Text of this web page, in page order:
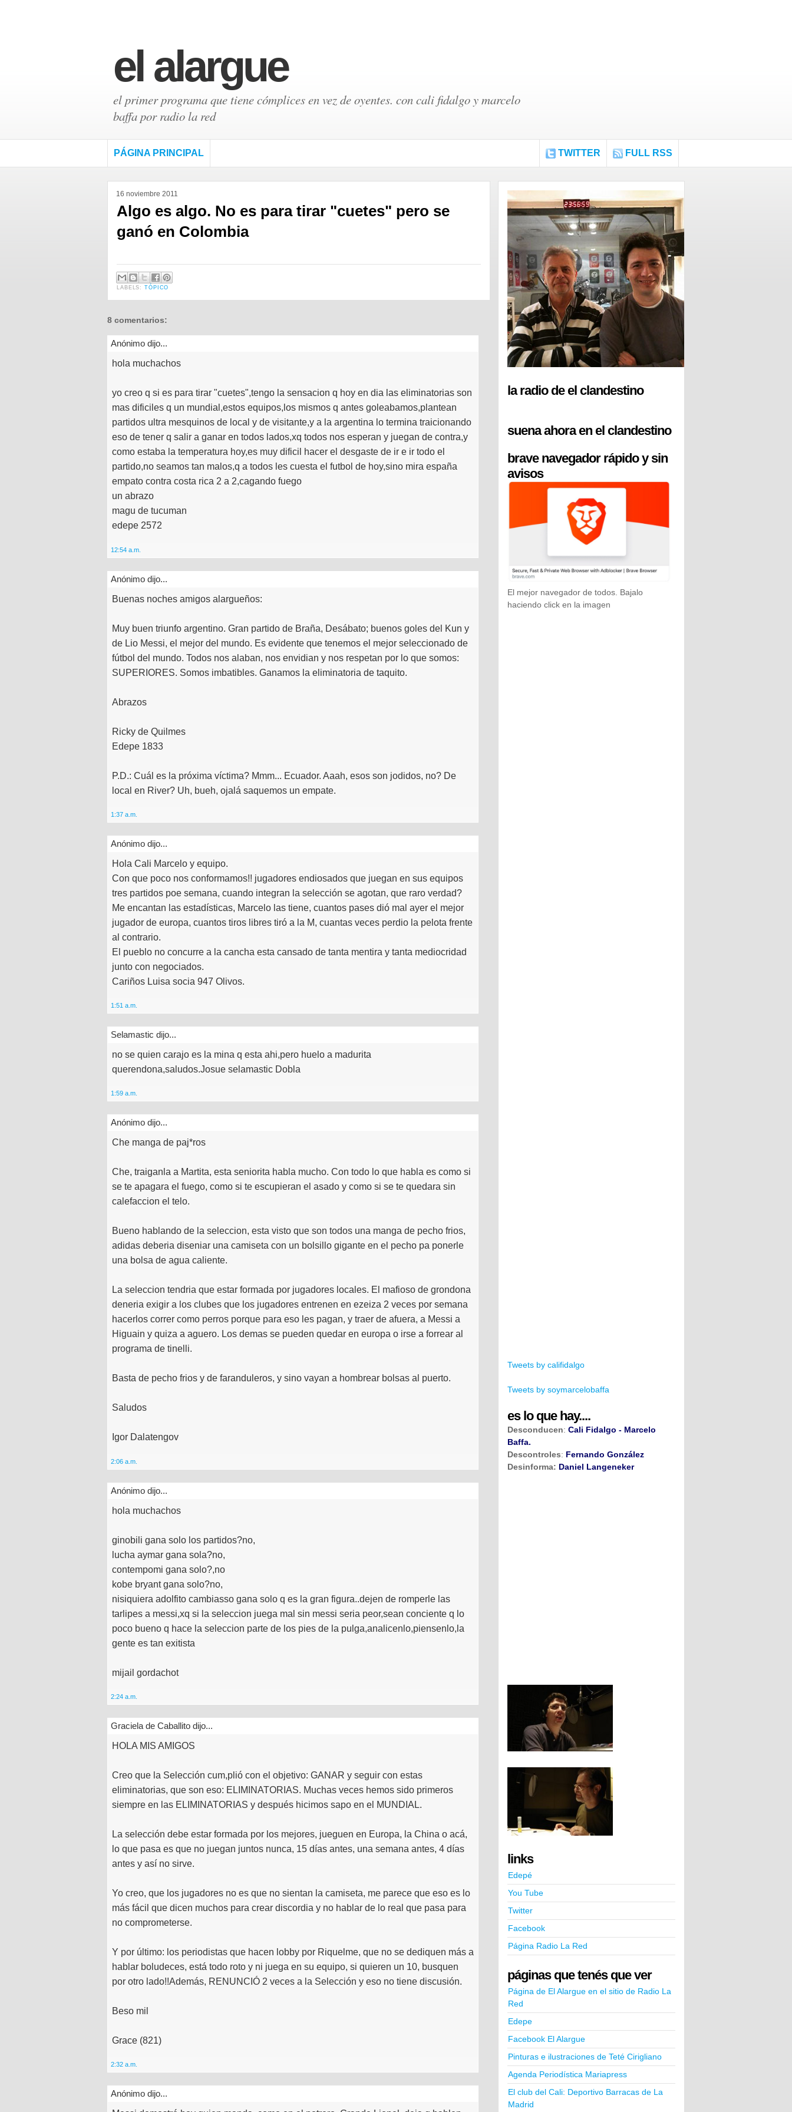
el alargue
el primer programa que tiene cómplices en vez de oyentes. con cali fidalgo y marcelo
baffa por radio la red
PÁGINA PRINCIPAL TWITTER FULL RSS
16 noviembre 2011
Algo es algo. No es para tirar "cuetes" pero se
ganó en Colombia
LABELS:TÓPICO
8 comentarios:
Anónimo dijo...
hola muchachos
yo creo q si es para tirar "cuetes",tengo la sensacion q hoy en dia las eliminatorias son
mas dificiles q un mundial,estos equipos,los mismos q antes goleabamos,plantean
partidos ultra mesquinos de local y de visitante,y a la argentina lo termina traicionando
eso de tener q salir a ganar en todos lados,xq todos nos esperan y juegan de contra,y
como estaba la temperatura hoy,es muy dificil hacer el desgaste de ir e ir todo el
partido,no seamos tan malos,q a todos les cuesta el futbol de hoy,sino mira españa
empato contra costa rica 2 a 2,cagando fuego
un abrazo
magu de tucuman
edepe 2572
12:54 a.m.
Anónimo dijo...
Buenas noches amigos alargueños:
Muy buen triunfo argentino. Gran partido de Braña, Desábato; buenos goles del Kun y
de Lio Messi, el mejor del mundo. Es evidente que tenemos el mejor seleccionado de
fútbol del mundo. Todos nos alaban, nos envidian y nos respetan por lo que somos:
SUPERIORES. Somos imbatibles. Ganamos la eliminatoria de taquito.
Abrazos
Ricky de Quilmes
Edepe 1833
P.D.: Cuál es la próxima víctima? Mmm... Ecuador. Aaah, esos son jodidos, no? De
local en River? Uh, bueh, ojalá saquemos un empate.
1:37 a.m.
Anónimo dijo...
Hola Cali Marcelo y equipo.
Con que poco nos conformamos!! jugadores endiosados que juegan en sus equipos
tres partidos poe semana, cuando integran la selección se agotan, que raro verdad?
Me encantan las estadísticas, Marcelo las tiene, cuantos pases dió mal ayer el mejor
jugador de europa, cuantos tiros libres tiró a la M, cuantas veces perdio la pelota frente
al contrario.
El pueblo no concurre a la cancha esta cansado de tanta mentira y tanta mediocridad
junto con negociados.
Cariños Luisa socia 947 Olivos.
1:51 a.m.
Selamastic dijo...
no se quien carajo es la mina q esta ahi,pero huelo a madurita
querendona,saludos.Josue selamastic Dobla
1:59 a.m.
Anónimo dijo...
Che manga de paj*ros
Che, traiganla a Martita, esta seniorita habla mucho. Con todo lo que habla es como si
se te apagara el fuego, como si te escupieran el asado y como si se te quedara sin
calefaccion el telo.
Bueno hablando de la seleccion, esta visto que son todos una manga de pecho frios,
adidas deberia diseniar una camiseta con un bolsillo gigante en el pecho pa ponerle
una bolsa de agua caliente.
La seleccion tendria que estar formada por jugadores locales. El mafioso de grondona
deneria exigir a los clubes que los jugadores entrenen en ezeiza 2 veces por semana
hacerlos correr como perros porque para eso les pagan, y traer de afuera, a Messi a
Higuain y quiza a aguero. Los demas se pueden quedar en europa o irse a forrear al
programa de tinelli.
Basta de pecho frios y de faranduleros, y sino vayan a hombrear bolsas al puerto.
Saludos
Igor Dalatengov
2:06 a.m.
Anónimo dijo...
hola muchachos
ginobili gana solo los partidos?no,
lucha aymar gana sola?no,
contempomi gana solo?,no
kobe bryant gana solo?no,
nisiquiera adolfito cambiasso gana solo q es la gran figura..dejen de romperle las
tarlipes a messi,xq si la seleccion juega mal sin messi seria peor,sean conciente q lo
poco bueno q hace la seleccion parte de los pies de la pulga,analicenlo,piensenlo,la
gente es tan exitista
mijail gordachot
2:24 a.m.
Graciela de Caballito dijo...
HOLA MIS AMIGOS
Creo que la Selección cum,plió con el objetivo: GANAR y seguir con estas
eliminatorias, que son eso: ELIMINATORIAS. Muchas veces hemos sido primeros
siempre en las ELIMINATORIAS y después hicimos sapo en el MUNDIAL.
La selección debe estar formada por los mejores, jueguen en Europa, la China o acá,
lo que pasa es que no juegan juntos nunca, 15 días antes, una semana antes, 4 días
antes y así no sirve.
Yo creo, que los jugadores no es que no sientan la camiseta, me parece que eso es lo
más fácil que dicen muchos para crear discordia y no hablar de lo real que pasa para
no comprometerse.
Y por último: los periodistas que hacen lobby por Riquelme, que no se dediquen más a
hablar boludeces, está todo roto y ni juega en su equipo, si quieren un 10, busquen
por otro lado!!Además, RENUNCIÓ 2 veces a la Selección y eso no tiene discusión.
Beso mil
Grace (821)
2:32 a.m.
Anónimo dijo...
la radio de el clandestino
suena ahora en el clandestino
brave navegador rápido y sin
avisos
El mejor navegador de todos. Bajalo
haciendo click en la imagen
Tweets by califidalgo
Tweets by soymarcelobaffa
es lo que hay....
Desconducen: Cali Fidalgo - Marcelo
Baffa.
Descontroles: Fernando González
Desinforma: Daniel Langeneker
links
Edepé
You Tube
Twitter
Facebook
Página Radio La Red
páginas que tenés que ver
Página de El Alargue en el sitio de Radio La
Red
Edepe
Facebook El Alargue
Pinturas e ilustraciones de Teté Cirigliano
Agenda Periodística Mariapress
El club del Cali: Deportivo Barracas de La
Madrid